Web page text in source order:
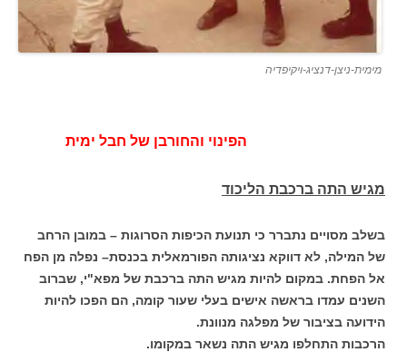
מימית-ניצן-דנציג-ויקיפדיה
הפינוי והחורבן של חבל ימית
מגיש התה ברכבת הליכוד
בשלב מסויים נתברר כי תנועת הכיפות הסרוגות – במובן הרחב
של המילה, לא דווקא נציגותה הפורמאלית בכנסת– נפלה מן הפח
אל הפחת. במקום להיות מגיש התה ברכבת של מפא"י, שברוב
השנים עמדו בראשה אישים בעלי שעור קומה, הם הפכו להיות
הידועה בציבור של מפלגה מנוונת.
הרכבות התחלפו מגיש התה נשאר במקומו.